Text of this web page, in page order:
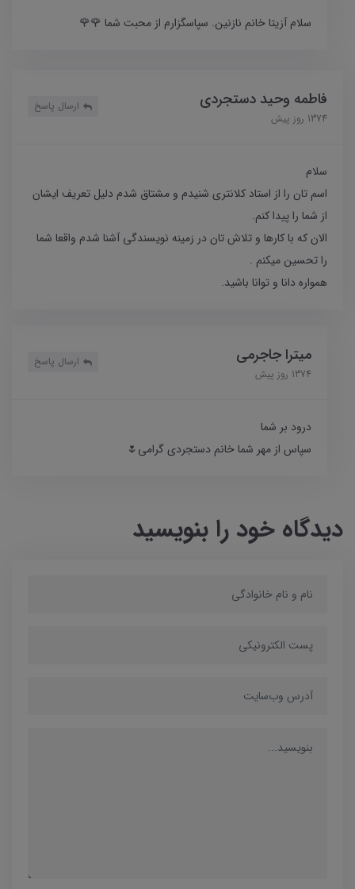
سلام آزیتا خانم نازنین. سپاسگزارم از محبت شما 🌹🌹
فاطمه وحید دستجردی
1374 روز پیش
ارسال پاسخ
سلام
اسم تان را از استاد کلانتری شنیدم و مشتاق شدم دلیل تعریف ایشان
از شما را پیدا کنم.
الان که با کارها و تلاش تان در زمینه نویسندگی آشنا شدم واقعا شما
را تحسین میکنم .
همواره دانا و توانا باشید.
میترا جاجرمی
1374 روز پیش
ارسال پاسخ
درود بر شما
سپاس از مهر شما خانم دستجردی گرامی🌷
دیدگاه خود را بنویسید